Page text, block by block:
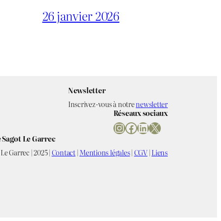
26 janvier 2026
Newsletter
Inscrivez-vous à notrenewsletter
Réseaux sociaux
InstagramFacebook LinkedIn X
Le Garrec
Garrec | 2025 |Contact|Mentions légales|CGV|Liens